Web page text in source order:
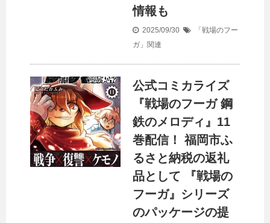
情報も
2025/09/30
「戦場のフー
ガ」関連
公式コミカライズ
『戦場のフーガ 鋼
鉄のメロディ』11
巻配信！ 福岡市ふ
るさと納税の返礼
品として 『戦場の
フーガ』シリーズ
のパッケージの提